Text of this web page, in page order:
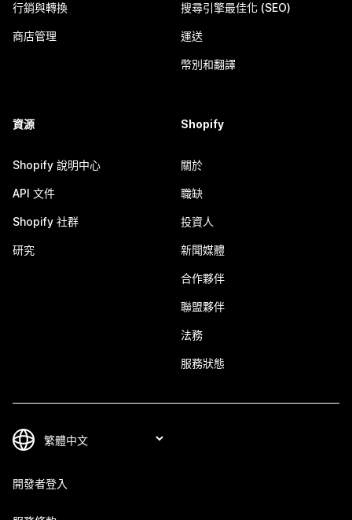
行銷與轉換
商店管理
搜尋引擎最佳化 (SEO)
運送
幣別和翻譯
資源
Shopify 說明中心
API 文件
Shopify 社群
研究
Shopify
關於
職缺
投資人
新聞媒體
合作夥伴
聯盟夥伴
法務
服務狀態
開發者登入